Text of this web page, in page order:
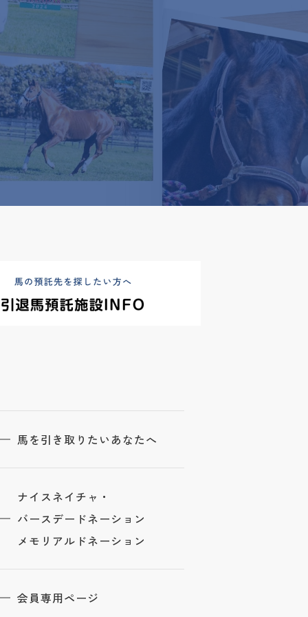
馬を引き取りたいあなたへ
ナイスネイチャ・
バースデードネーション
メモリアルドネーション
会員専用ページ